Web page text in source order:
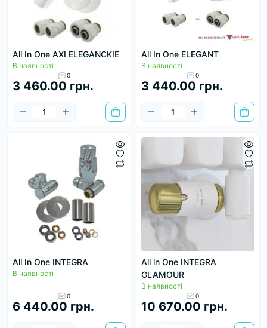
All In One AXI ELEGANCKIE
В наявності
0
3 460.00 грн.
All In One ELEGANT
В наявності
0
3 440.00 грн.
All In One INTEGRA
В наявності
0
6 440.00 грн.
All in One INTEGRA
GLAMOUR
В наявності
0
10 670.00 грн.